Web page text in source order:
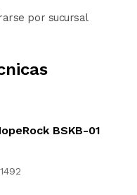
por sucursal
BSKB-01